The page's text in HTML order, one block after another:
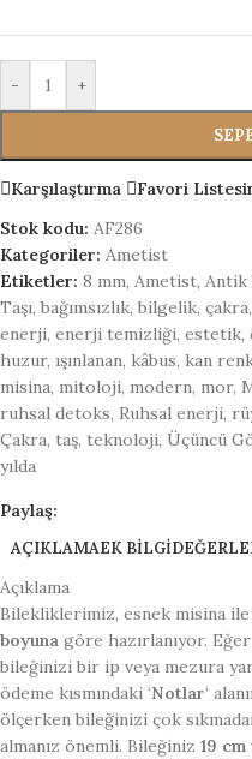
- +
Karşılaştırma
Favori
Stok kodu: AF286
Kategoriler: Ametist
Etiketler: 8 mm, Ametist, Antik
Taşı, bağımsızlık, bilgelik, çakra,
enerji, enerji temizliği, estetik,
huzur, ışınlanan, kâbus, kan
misina, mitoloji, modern, mor,
ruhsal detoks, Ruhsal enerji,
Çakra, taş, teknoloji, Üçüncü
yılda
Paylaş:
AÇIKLAMAEK BILGI
Açıklama
Bilekliklerimiz, esnek misina ile
boyuna göre hazırlanıyor.
bileğinizi bir ip veya mezura
ödeme kısmındaki ‘Notlar‘
ölçerken bileğinizi çok
almanız önemli. Bileğiniz 19